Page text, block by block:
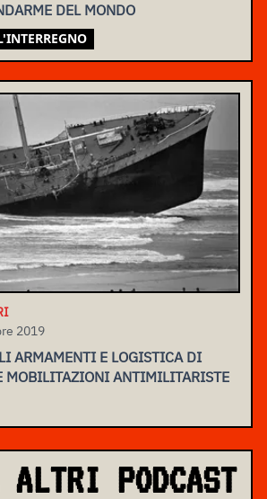
DEL MONDO
2019
ARMAMENTI E LOGISTICA DI
MOBILITAZIONI ANTIMILITARISTE
ALTRI PODCAST